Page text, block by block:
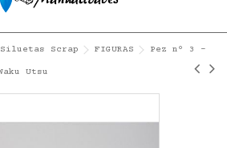
Siluetas Scrap FIGURAS Pez nº 3 -
Utsu